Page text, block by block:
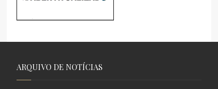
ARQUIVO DE NOTÍCIAS